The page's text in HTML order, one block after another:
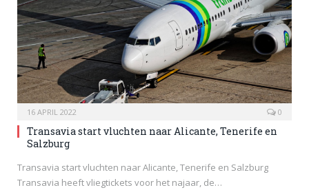
16 APRIL 2022 0
Transavia start vluchten naar Alicante, Tenerife en
Salzburg
Transavia start vluchten naar Alicante, Tenerife en Salzburg
Transavia heeft vliegtickets voor het najaar, de…